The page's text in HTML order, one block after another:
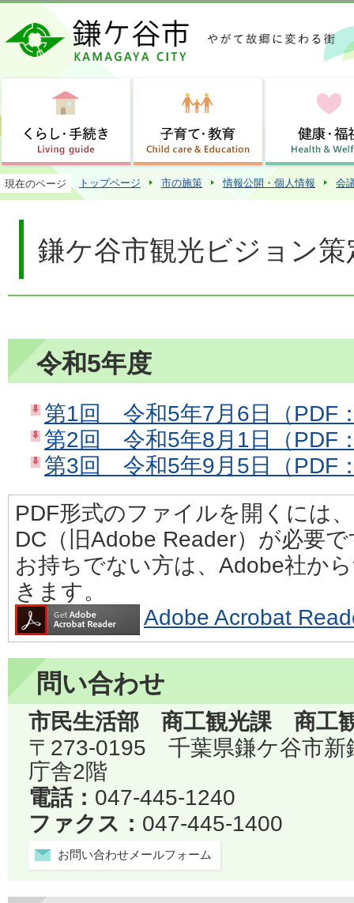
この
現在のページ トップページ 市の施策 情報公開・個人情報 会
鎌ケ谷市観光ビジョン策
令和5年度
第1回 令和5年7月6日（PDF
第2回 令和5年8月1日（PDF
第3回 令和5年9月5日（PDF
PDF形式のファイルを開くには
DC（旧Adobe Reader）が必要
お持ちでない方は、Adobe社か
きます。
Adobe Acrobat
問い合わせ
市民生活部 商工観光課 商工
〒273-0195 千葉県鎌ケ谷市
庁舎2階
電話： 047-445-1240
ファクス： 047-445-1400
お問い合わせメールフォーム